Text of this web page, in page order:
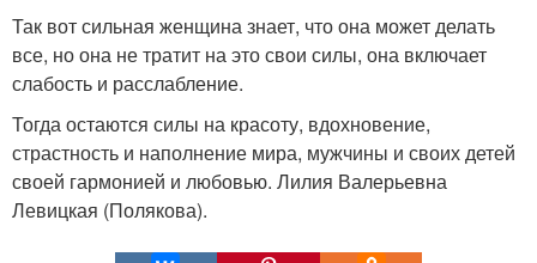
Так вот сильная женщина знает, что она может делать
все, но она не тратит на это свои силы, она включает
слабость и расслабление.
Тогда остаются силы на красоту, вдохновение,
страстность и наполнение мира, мужчины и своих детей
своей гармонией и любовью. Лилия Валерьевна
Левицкая (Полякова).